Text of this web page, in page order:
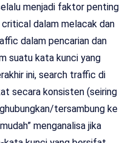
menjadi faktor penting
critical dalam melacak dan
dalam pencarian dan
suatu kata kunci yang
ini, search traffic di
secara konsisten (seiring
tersambung ke
menganalisa jika